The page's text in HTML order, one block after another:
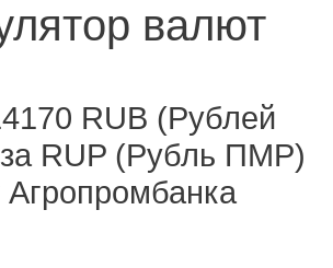
валют
RUB (Рублей
RUP (Рубль ПМР)
Агропромбанка